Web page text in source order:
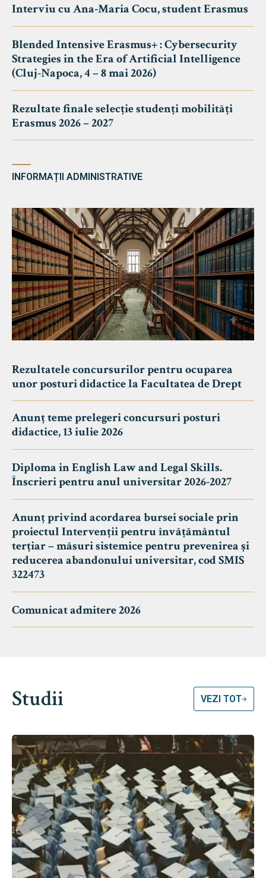
Interviu cu Ana-Maria Cocu, student Erasmus
Blended Intensive Erasmus+ : Cybersecurity
Strategies in the Era of Artificial Intelligence
(Cluj-Napoca, 4 – 8 mai 2026)
Rezultate finale selecție studenți mobilități
Erasmus 2026 – 2027
INFORMAȚII ADMINISTRATIVE
Rezultatele concursurilor pentru ocuparea
unor posturi didactice la Facultatea de Drept
Anunț teme prelegeri concursuri posturi
didactice, 13 iulie 2026
Diploma in English Law and Legal Skills.
Înscrieri pentru anul universitar 2026-2027
Anunț privind acordarea bursei sociale prin
proiectul Intervenții pentru învățământul
terțiar – măsuri sistemice pentru prevenirea și
reducerea abandonului universitar, cod SMIS
322473
Comunicat admitere 2026
Studii VEZI TOT